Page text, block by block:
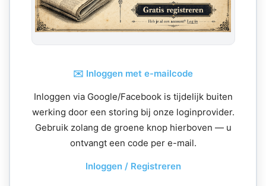
✉️ Inloggen met e-mailcode
Inloggen via Google/Facebook is tijdelijk buiten
werking door een storing bij onze loginprovider.
Gebruik zolang de groene knop hierboven — u
ontvangt een code per e-mail.
Inloggen / Registreren